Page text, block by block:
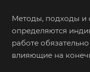
Методы, подходы и
определяются
работе
влияющие на
Ангарск
Анжеро-Судженск
Апатиты